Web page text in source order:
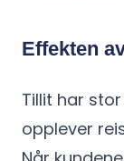
Effekten
Tillit har
opplever